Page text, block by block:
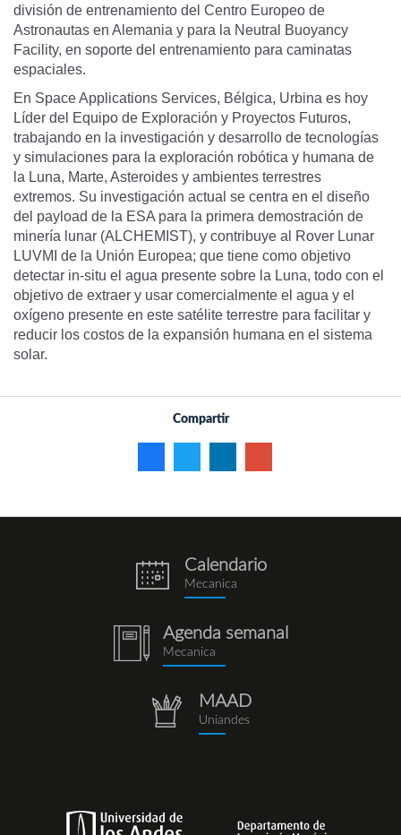
división de entrenamiento del Centro Europeo de
Astronautas en Alemania y para la Neutral Buoyancy
Facility, en soporte del entrenamiento para caminatas
espaciales.
En Space Applications Services, Bélgica, Urbina es hoy
Líder del Equipo de Exploración y Proyectos Futuros,
trabajando en la investigación y desarrollo de tecnologías
y simulaciones para la exploración robótica y humana de
la Luna, Marte, Asteroides y ambientes terrestres
extremos. Su investigación actual se centra en el diseño
del payload de la ESA para la primera demostración de
minería lunar (ALCHEMIST), y contribuye al Rover Lunar
LUVMI de la Unión Europea; que tiene como objetivo
detectar in-situ el agua presente sobre la Luna, todo con el
objetivo de extraer y usar comercialmente el agua y el
oxígeno presente en este satélite terrestre para facilitar y
reducir los costos de la expansión humana en el sistema
solar.
Compartir
eventos.png
Calendario
Mecanica
notebook
(1).png
Agenda semanal
Mecanica
repositorio.png
MAAD
Uniandes